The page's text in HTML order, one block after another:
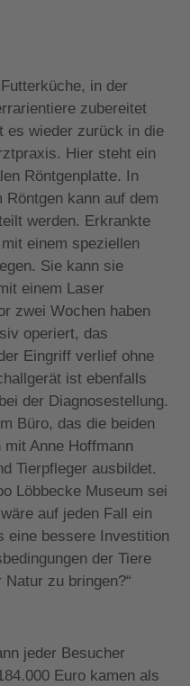
in der
zubereitet
es wieder zurück in die
Hier steht ein
Röntgenplatte. In
Röntgen kann auf dem
werden. Erkrankte
einem speziellen
Sie kann sie
einem Laser
zwei Wochen haben
operiert, das
Eingriff verlief ohne
ist ebenfalls
der Diagnosestellung.
Büro, das die beiden
Anne Hoffmann
Tierpfleger ausbildet.
Löbbecke Museum sei
auf jeden Fall ein
eine bessere Investition
der Tiere
zu bringen?“
jeder Besucher
Euro kamen als